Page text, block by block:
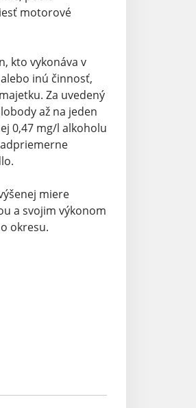
motorové
kto vykonáva v
inú činnosť,
Za uvedený
až na jeden
0,47 mg/l alkoholu
miere
a svojim výkonom
okresu.